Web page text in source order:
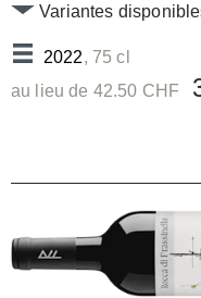
2022, 75 cl
Variantes
au lieu de 42.50 CHF